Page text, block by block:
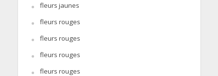
fleurs jaunes
fleurs rouges
fleurs rouges
fleurs rouges
fleurs rouges